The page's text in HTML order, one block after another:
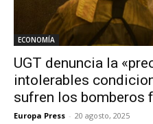
ECONOMÍA
UGT denuncia la
intolerables
sufren los bomberos
Europa Press - 20 agosto, 2025